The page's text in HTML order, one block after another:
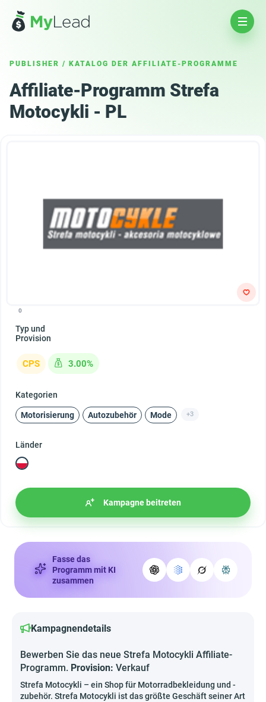
PUBLISHER / KATALOG DER AFFILIATE-PROGRAMME
Affiliate-Programm Strefa
Motocykli - PL
0
Typ und
Provision
CPS 3.00%
Kategorien
Motorisierung Autozubehör Mode +3
Länder
Kampagne beitreten
Fasse das
Programm mit KI
zusammen
Kampagnendetails
Bewerben Sie das neue Strefa Motocykli Affiliate-
Programm. Provision: Verkauf
Strefa Motocykli – ein Shop für Motorradbekleidung und -
zubehör. Strefa Motocykli ist das größte Geschäft seiner Art